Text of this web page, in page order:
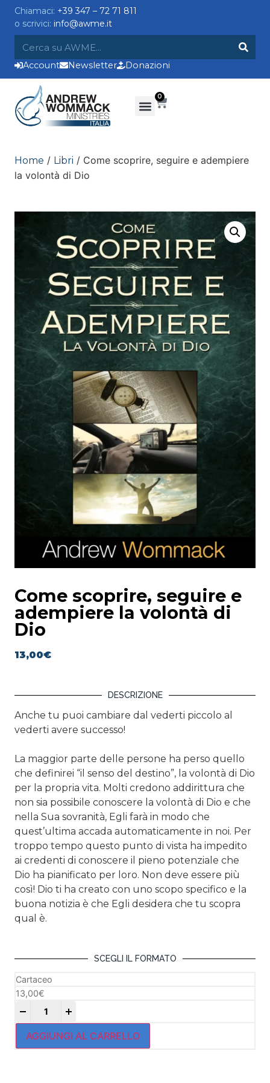
Chiamaci: +39 347 – 72 71 811
o scrivici: info@awme.it
Account Newsletter Donazioni
0
Home / Libri / Come scoprire, seguire e adempiere
la volontà di Dio
Come scoprire, seguire e
adempiere la volontà di
Dio
13,00€
DESCRIZIONE
Anche tu puoi cambiare dal vederti piccolo al
vederti avere successo!
La maggior parte delle persone ha perso quello
che definirei “il senso del destino”, la volontà di Dio
per la propria vita. Molti credono addirittura che
non sia possibile conoscere la volontà di Dio e che
nella Sua sovranità, Egli farà in modo che
quest’ultima accada automaticamente in noi. Per
troppo tempo questo punto di vista ha impedito
ai credenti di conoscere il pieno potenziale che
Dio ha pianificato per loro. Non deve essere più
così! Dio ti ha creato con uno scopo specifico e la
buona notizia è che Egli desidera che tu scopra
qual è.
SCEGLI IL FORMATO
Cartaceo
13,00€
AGGIUNGI AL CARRELLO